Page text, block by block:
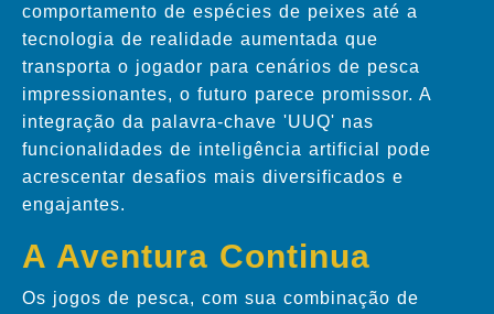
comportamento de espécies de peixes até a
tecnologia de realidade aumentada que
transporta o jogador para cenários de pesca
impressionantes, o futuro parece promissor. A
integração da palavra-chave 'UUQ' nas
funcionalidades de inteligência artificial pode
acrescentar desafios mais diversificados e
engajantes.
A Aventura Continua
Os jogos de pesca, com sua combinação de